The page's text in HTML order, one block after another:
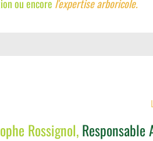
ou encore l'expertise arboricole.
Rossignol,Responsable